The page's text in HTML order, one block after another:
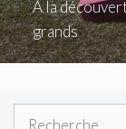
À la
grands
Rechercher :